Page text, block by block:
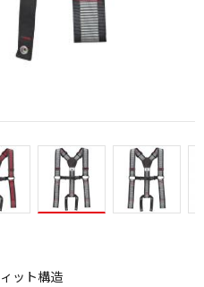
ット構造